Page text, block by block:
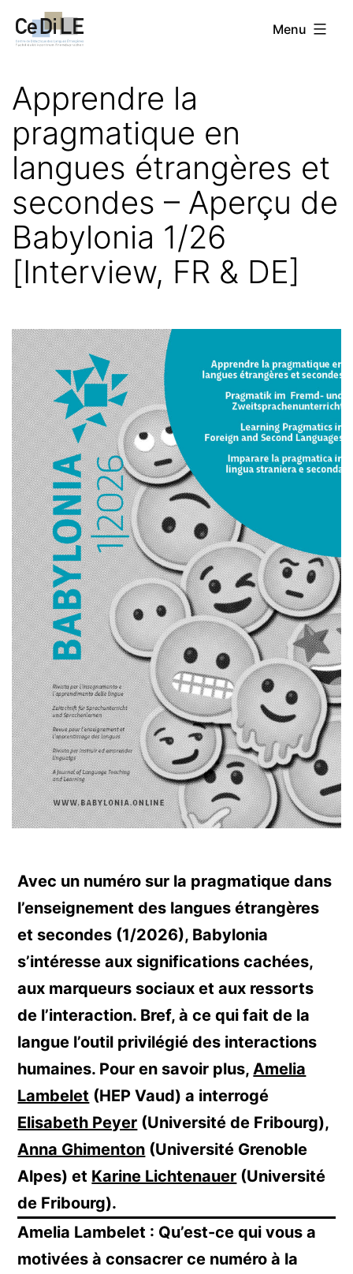
auCeDiLE Menu
Apprendre la
pragmatique en
langues étrangères et
secondes – Aperçu de
Babylonia 1/26
[Interview, FR & DE]
Avec un numéro sur la pragmatique dans
l’enseignement des langues étrangères
et secondes (1/2026), Babylonia
s’intéresse aux significations cachées,
aux marqueurs sociaux et aux ressorts
de l’interaction. Bref, à ce qui fait de la
langue l’outil privilégié des interactions
humaines. Pour en savoir plus,Amelia
Lambelet (HEP Vaud) a interrogé
Elisabeth Peyer (Université de Fribourg),
Anna Ghimenton (Université Grenoble
Alpes) et Karine Lichtenauer (Université
de Fribourg).
Amelia Lambelet : Qu’est-ce qui vous a
motivées à consacrer ce numéro à la